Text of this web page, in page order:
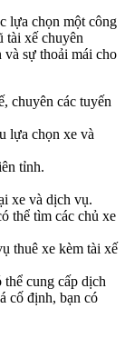
lựa chọn một công
tài xế chuyên
và sự thoải mái cho
chuyên các tuyến
lựa chọn xe và
tỉnh.
xe và dịch vụ.
thể tìm các chủ xe
thuê xe kèm tài xế
cung cấp dịch
cố định, bạn có